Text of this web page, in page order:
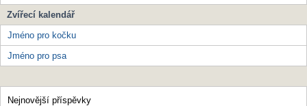
Zvířecí kalendář
Jméno pro kočku
Jméno pro psa
Nejnovější příspěvky